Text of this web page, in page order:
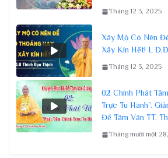
Tháng 12 3, 2025
Xây Mộ Có Nên
Xây Kín Hết! L
Tháng 12 3, 2025
02 Chính Phát
Trực Tu Hành”.
Đề Tâm Văn TT.
Tháng mười một